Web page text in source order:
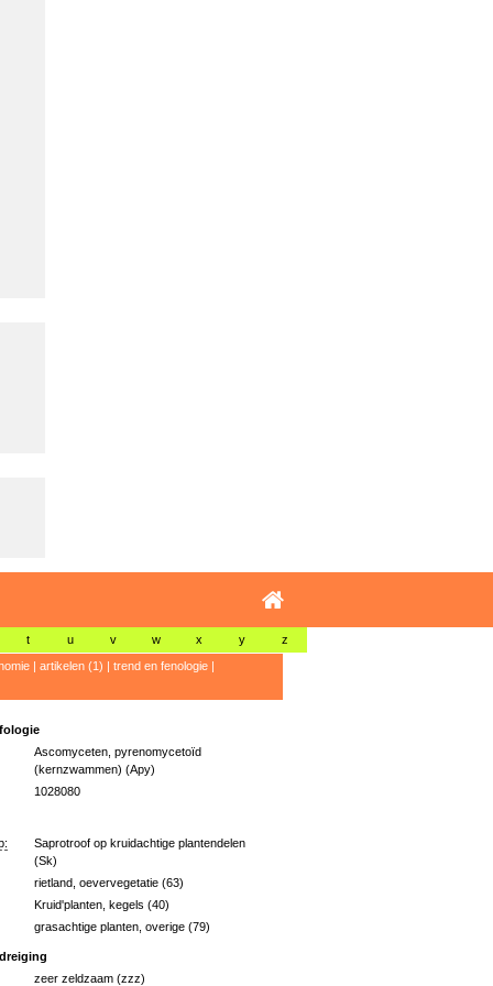
t u v w x y z
| artikelen (1) | trend en fenologie|
Ascomyceten, pyrenomycetoïd
(kernzwammen) (Apy)
1028080
Saprotroof op kruidachtige plantendelen
(Sk)
rietland, oevervegetatie (63)
Kruid'planten, kegels (40)
grasachtige planten, overige (79)
zeer zeldzaam (zzz)